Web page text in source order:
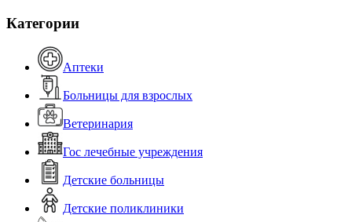
Категории
Аптеки
Больницы для взрослых
Ветеринария
Гос лечебные учреждения
Детские больницы
Детские поликлиники